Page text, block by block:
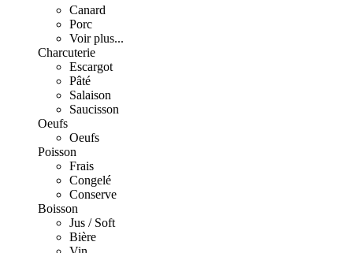
Canard
Porc
Voir plus...
Charcuterie
Escargot
Pâté
Salaison
Saucisson
Oeufs
Oeufs
Poisson
Frais
Congelé
Conserve
Boisson
Jus / Soft
Bière